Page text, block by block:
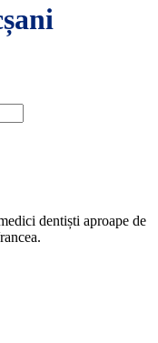
dentiști aproape de